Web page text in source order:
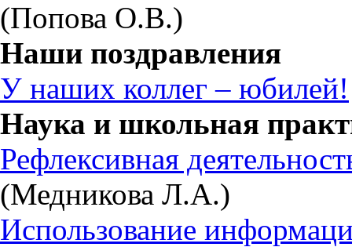
(Попова О.В.)
Наши поздравления
У наших коллег – юбилей!
Наука и школьная
Рефлексивная
(Медникова Л.А.)
Использование